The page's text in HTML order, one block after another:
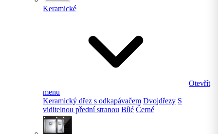
Keramické
Otevřít
menu
Keramický dřez s odkapávačem Dvojdřezy S
viditelnou přední stranou Bílé Černé